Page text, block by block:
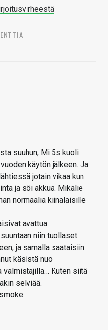
suuhun, Mi 5s kuoli
käytön jälkeen. Ja
jotain vikaa kun
ja söi akkua. Mikälie
normaalia kiinalaisille
avattua
niin tuollaset
ja samalla saataisiin
käsistä nuo
valmistajilla… Kuten siitä
selviää.